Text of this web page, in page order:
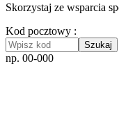
Skorzystaj ze wsparcia
Kod pocztowy :
Szukaj
np. 00-000